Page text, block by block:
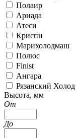
Полаир
Ариада
Атеси
Криспи
Марихолодмаш
Полюс
Finist
Ангара
Рязанский Холод
Высота, мм
От
До